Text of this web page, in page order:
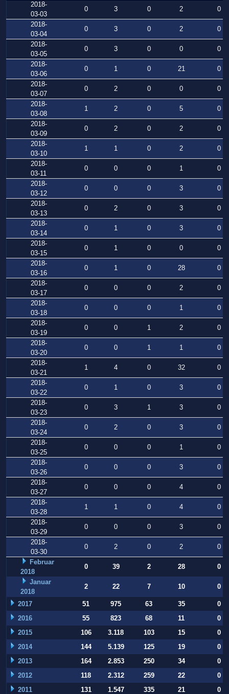
2018-
03-03
0 3 0 2
0
2018-
03-04
0 3 0 2
0
2018-
03-05
0 3 0 0
0
2018-
03-06
0 1 0 21
0
2018-
03-07
0 2 0 0
0
2018-
03-08
1 2 0 5
0
2018-
03-09
0 2 0 2
0
2018-
03-10
1 1 0 2
0
2018-
03-11
0 0 0 1
0
2018-
03-12
0 0 0 3
0
2018-
03-13
0 2 0 3
0
2018-
03-14
0 1 0 3
0
2018-
03-15
0 1 0 0
0
2018-
03-16
0 1 0 28
0
2018-
03-17
0 0 0 2
0
2018-
03-18
0 0 0 1
0
2018-
03-19
0 0 1 2
0
2018-
03-20
0 0 1 1
0
2018-
03-21
1 4 0 32
0
2018-
03-22
0 1 0 3
0
2018-
03-23
0 3 1 3
0
2018-
03-24
0 2 0 3
0
2018-
03-25
0 0 0 1
0
2018-
03-26
0 0 0 3
0
2018-
03-27
0 0 0 4
0
2018-
03-28
1 1 0 4
0
2018-
03-29
0 0 0 3
0
2018-
03-30
0 2 0 2
0
Februar
2018
0 39 2 28
0
Januar
2018
2 22 7 10 0
2017 51 975 63 35
0
2016
55 823 68 11
0
2015
106 3.118 103 15
0
2014
144 5.139 125 19
0
2013
164 2.853 250 34
0
2012
118 2.312 259 22
0
2011
131 1.547 335 21 0